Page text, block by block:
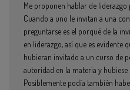
Me proponen hablar de
Cuando a uno le invitan a una
preguntarse es el porqué de la
en liderazgo, así que es evidente
hubieran invitado a un curso de
autoridad en la materia y
Posiblemente podía también